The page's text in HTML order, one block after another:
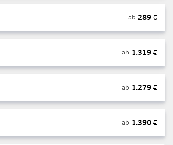
ab 289€
ab 1.319€
ab 1.279€
ab 1.390€